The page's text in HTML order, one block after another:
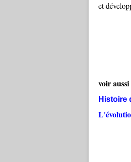
et
voir aussi
Histoire